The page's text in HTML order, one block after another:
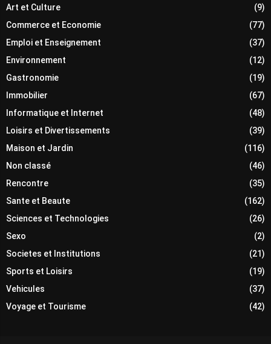
Art et Culture
(9)
Commerce et Economie
(77)
Emploi et Enseignement
(37)
Environnement
(12)
Gastronomie
(19)
Immobilier
(67)
Informatique et Internet
(48)
Loisirs et Divertissements
(39)
Maison et Jardin
(116)
Non classé
(46)
Rencontre
(35)
Sante et Beaute
(162)
Sciences et Technologies
(26)
Sexo
(2)
Societes et Institutions
(21)
Sports et Loisirs
(19)
Vehicules
(37)
Voyage et Tourisme
(42)